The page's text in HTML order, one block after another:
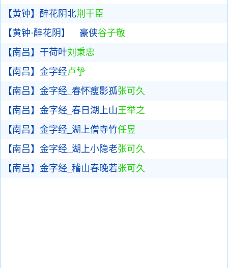
【黄钟】醉花阴北荆干臣
【黄钟·醉花阴】 豪侠谷子敬
【南吕】干荷叶刘秉忠
【南吕】金字经卢挚
【南吕】金字经_春怀瘦影孤张可久
【南吕】金字经_春日湖上山王举之
【南吕】金字经_湖上僧寺竹任昱
【南吕】金字经_湖上小隐老张可久
【南吕】金字经_稽山春晚若张可久